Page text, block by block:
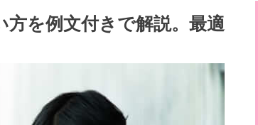
を例文付きで解説。最適